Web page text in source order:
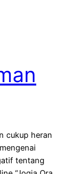
cukup heran
tentang